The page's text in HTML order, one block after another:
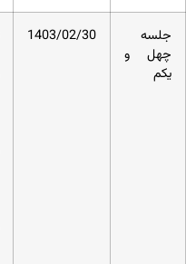
جلسه
چهل و
یکم
1403/02/30